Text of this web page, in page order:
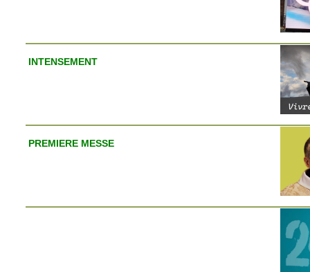
INTENSEMENT
PREMIERE MESSE